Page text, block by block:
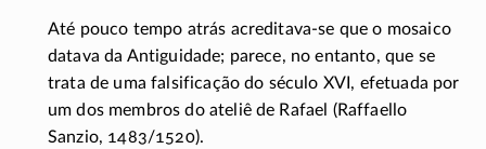
Até pouco tempo atrás acreditava-se que o mosaico
datava da Antiguidade; parece, no entanto, que se
trata de uma falsificação do século XVI, efetuada por
um dos membros do ateliê de Rafael (Raffaello
Sanzio, 1483/1520).